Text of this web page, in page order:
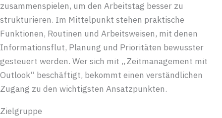
zusammenspielen, um den Arbeitstag besser zu
strukturieren. Im Mittelpunkt stehen praktische
Funktionen, Routinen und Arbeitsweisen, mit denen
Informationsflut, Planung und Prioritäten bewusster
gesteuert werden. Wer sich mit „Zeitmanagement mit
Outlook“ beschäftigt, bekommt einen verständlichen
Zugang zu den wichtigsten Ansatzpunkten.
Zielgruppe